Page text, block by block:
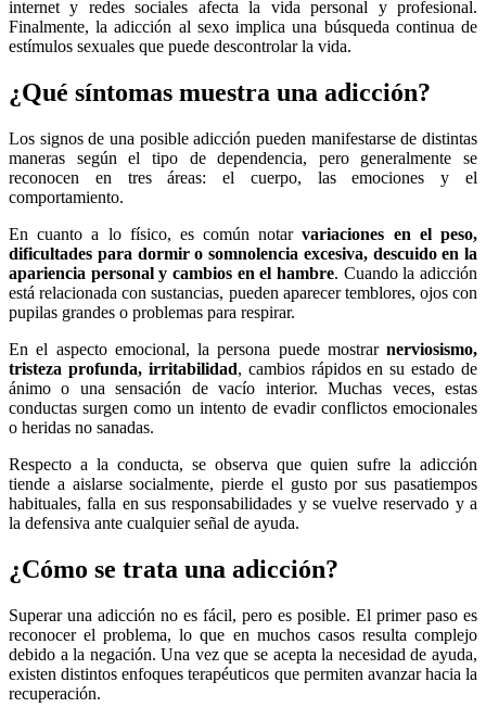
internet y redes sociales afecta la vida personal y profesional.
Finalmente, la adicción al sexo implica una búsqueda continua de
estímulos sexuales que puede descontrolar la vida.
¿Qué síntomas muestra una adicción?
Los signos de una posible adicción pueden manifestarse de distintas
maneras según el tipo de dependencia, pero generalmente se
reconocen en tres áreas: el cuerpo, las emociones y el
comportamiento.
En cuanto a lo físico, es común notarvariaciones en el peso,
dificultades para dormir o somnolencia excesiva, descuido en la
apariencia personal y cambios en el hambre. Cuando la adicción
está relacionada con sustancias, pueden aparecer temblores, ojos con
pupilas grandes o problemas para respirar.
En el aspecto emocional, la persona puede mostrar nerviosismo,
tristeza profunda, irritabilidad, cambios rápidos en su estado de
ánimo o una sensación de vacío interior. Muchas veces, estas
conductas surgen como un intento de evadir conflictos emocionales
o heridas no sanadas.
Respecto a la conducta, se observa que quien sufre la adicción
tiende a aislarse socialmente, pierde el gusto por sus pasatiempos
habituales, falla en sus responsabilidades y se vuelve reservado y a
la defensiva ante cualquier señal de ayuda.
¿Cómo se trata una adicción?
Superar una adicción no es fácil, pero es posible. El primer paso es
reconocer el problema, lo que en muchos casos resulta complejo
debido a la negación. Una vez que se acepta la necesidad de ayuda,
existen distintos enfoques terapéuticos que permiten avanzar hacia la
recuperación.